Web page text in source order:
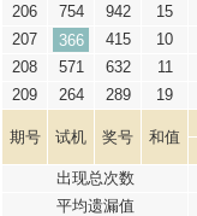
206 754 942 15
207 366 415 10
208 571 632 11
209 264 289 19
期号 试机 奖号 和值
出现总次数
平均遗漏值